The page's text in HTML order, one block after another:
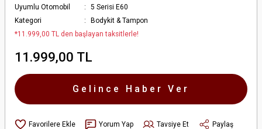
Uyumlu Otomobil
5 Serisi E60
Kategori
Bodykit & Tampon
*11.999,00 TL den başlayan taksitlerle!
11.999,00 TL
Gelince Haber Ver
Yorum Yap Tavsiye Et
Paylaş